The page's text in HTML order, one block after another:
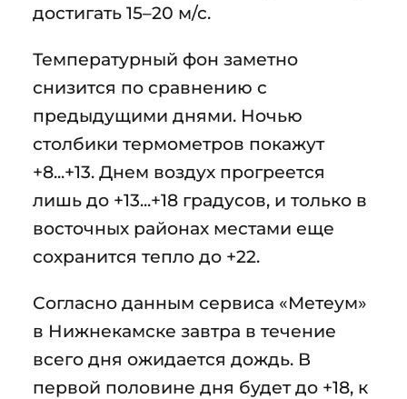
достигать 15–20 м/с.
Температурный фон заметно
снизится по сравнению с
предыдущими днями. Ночью
столбики термометров покажут
+8...+13. Днем воздух прогреется
лишь до +13...+18 градусов, и только в
восточных районах местами еще
сохранится тепло до +22.
Согласно данным сервиса «Метеум»
в Нижнекамске завтра в течение
всего дня ожидается дождь. В
первой половине дня будет до +18, к